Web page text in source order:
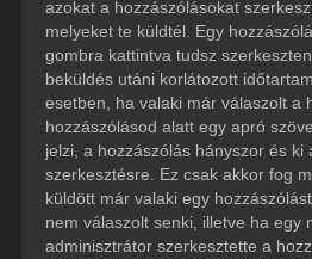
azokat a hozzászólásokat
melyeket te küldtél. Egy
gombra kattintva tudsz
beküldés utáni korlátozott
esetben, ha valaki már válaszolt a
hozzászólásod alatt egy apró
jelzi, a hozzászólás hányszor és ki
szerkesztésre. Ez csak akkor fog
küldött már valaki egy
nem válaszolt senki, illetve ha egy
adminisztrátor szerkesztette a